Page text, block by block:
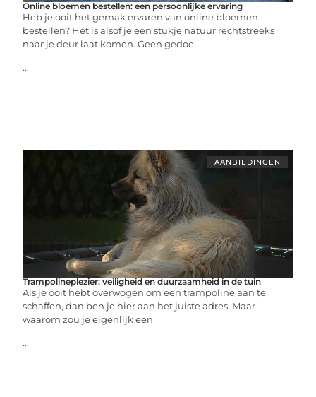
Online bloemen bestellen: een persoonlijke ervaring
Heb je ooit het gemak ervaren van online bloemen
bestellen? Het is alsof je een stukje natuur rechtstreeks
naar je deur laat komen. Geen gedoe
...
AANBIEDINGEN
Trampolineplezier: veiligheid en duurzaamheid in de tuin
Als je ooit hebt overwogen om een trampoline aan te
schaffen, dan ben je hier aan het juiste adres. Maar
waarom zou je eigenlijk een
...